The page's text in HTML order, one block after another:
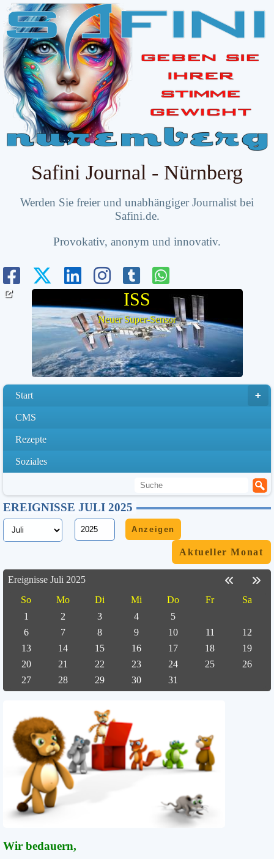
Safini Journal - Nürnberg
Werden Sie freier und unabhängiger Journalist bei
Safini.de.
Provokativ, anonym und innovativ.
ISS
Neuer Super-Sensor
Start
CMS
Rezepte
Soziales
EREIGNISSE JULI 2025
Aktueller Monat
Ereignisse Juli 2025
So
Mo Di Mi Do Fr
Sa
1
2 3 4
5
6
7 8 9 10 11
12
13
14 15 16 17 18
19
20
21 22 23 24 25
26
27
28 29 30 31
Wir bedauern,